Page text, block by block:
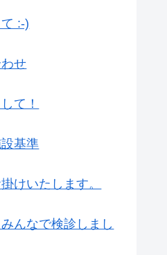
:-)
せ
て！
基準
けいたします。
んなで検診しまし